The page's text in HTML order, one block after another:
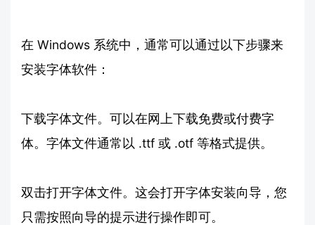
在 Windows 系统中，通常可以通过以下步骤来
安装字体软件：
下载字体文件。可以在网上下载免费或付费字
体。字体文件通常以 .ttf 或 .otf 等格式提供。
双击打开字体文件。这会打开字体安装向导，您
只需按照向导的提示进行操作即可。